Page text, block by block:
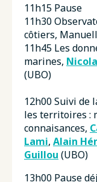
11h15 Pause
11h30
côtiers,
11h45 Les
marines,
(UBO)
12h00 Suivi
les territoires :
connaisances,
Lami, Alain
Guillou (UBO)
13h00 Pause